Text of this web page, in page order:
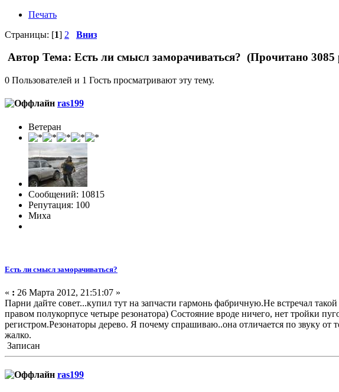
Печать
Страницы: [1] 2 Вниз
Автор Тема: Есть ли смысл заморачиваться? (Прочитано 3085
0 Пользователей и 1 Гость просматривают эту тему.
ras199
Ветеран
Сообщений: 10815
Репутация: 100
Миха
Есть ли смысл заморачиваться?
« : 26 Марта 2012, 21:51:07 »
Парни дайте совет...купил тут на запчасти гармонь фабричную.Не встречал
правом полукорпусе четыре резонатора) Состояние вроде ничего, нет тройки
регистром.Резонаторы дерево. Я почему спрашиваю..она отличается по звуку
жалко.
Записан
ras199